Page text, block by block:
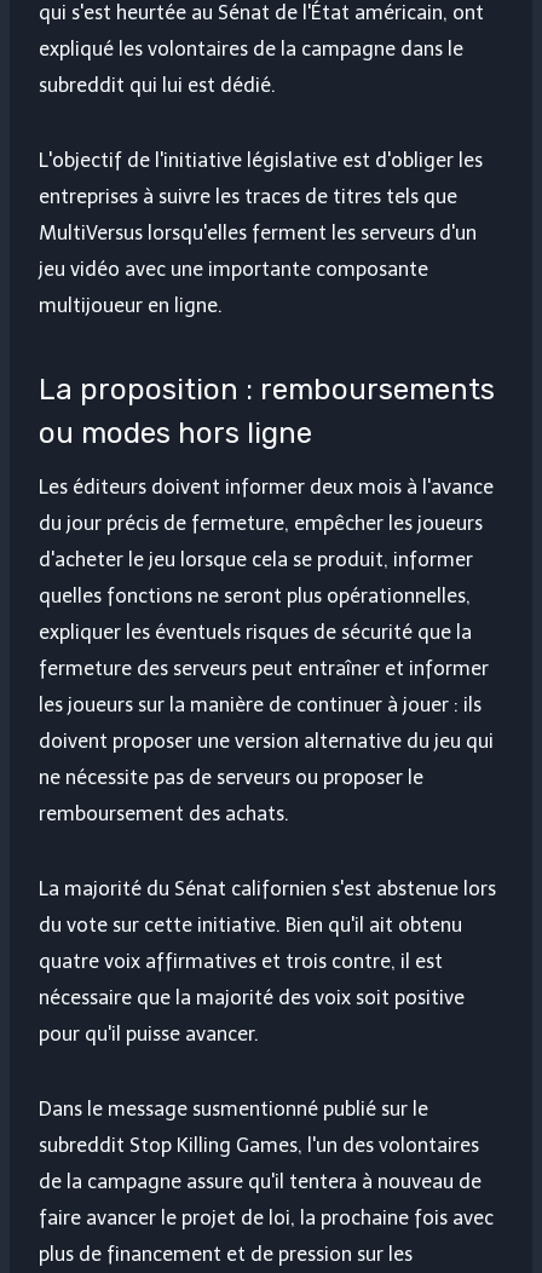
qui s'est heurtée au Sénat de l'État américain, ont
expliqué les volontaires de la campagne dans le
subreddit qui lui est dédié.
L'objectif de l'initiative législative est d'obliger les
entreprises à suivre les traces de titres tels que
MultiVersus lorsqu'elles ferment les serveurs d'un
jeu vidéo avec une importante composante
multijoueur en ligne.
La proposition : remboursements
ou modes hors ligne
Les éditeurs doivent informer deux mois à l'avance
du jour précis de fermeture, empêcher les joueurs
d'acheter le jeu lorsque cela se produit, informer
quelles fonctions ne seront plus opérationnelles,
expliquer les éventuels risques de sécurité que la
fermeture des serveurs peut entraîner et informer
les joueurs sur la manière de continuer à jouer : ils
doivent proposer une version alternative du jeu qui
ne nécessite pas de serveurs ou proposer le
remboursement des achats.
La majorité du Sénat californien s'est abstenue lors
du vote sur cette initiative. Bien qu'il ait obtenu
quatre voix affirmatives et trois contre, il est
nécessaire que la majorité des voix soit positive
pour qu'il puisse avancer.
Dans le message susmentionné publié sur le
subreddit Stop Killing Games, l'un des volontaires
de la campagne assure qu'il tentera à nouveau de
faire avancer le projet de loi, la prochaine fois avec
plus de financement et de pression sur les